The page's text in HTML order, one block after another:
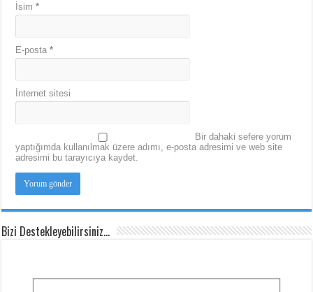
İsim*
E-posta*
İnternet sitesi
Bir dahaki sefere yorum
yaptığımda kullanılmak üzere adımı, e-posta adresimi ve web site
adresimi bu tarayıcıya kaydet.
Bizi Destekleyebilirsiniz…